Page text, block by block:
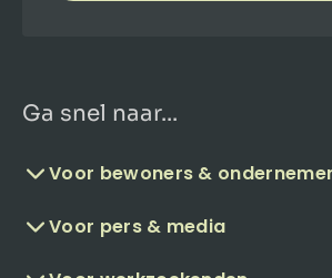
Ga snel naar...
Voor bewoners &
Voor pers & media